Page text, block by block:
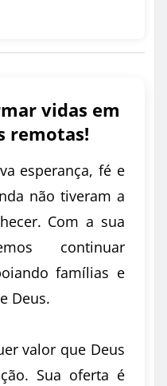
vidas em
remotas!
esperança, fé e
não tiveram a
Com a sua
continuar
famílias e
Deus.
valor que Deus
Sua oferta é